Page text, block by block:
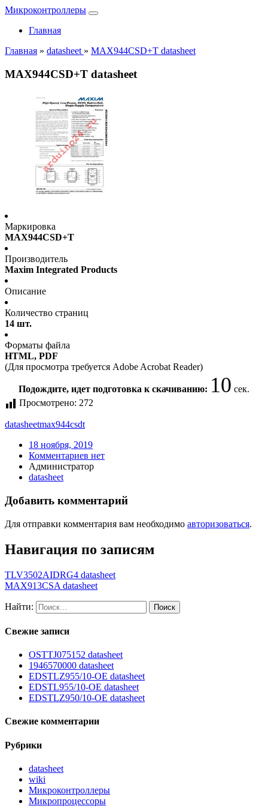
Микроконтроллеры
Главная
Главная » datasheet » MAX944CSD+T datasheet
MAX944CSD+T datasheet
Маркировка
MAX944CSD+T
Производитель
Maxim Integrated Products
Описание
Количество страниц
14 шт.
Форматы файла
HTML, PDF
(Для просмотра требуется Adobe Acrobat Reader)
Подождите, идет подготовка к скачиванию: 10 сек.
Просмотрено: 272
datasheetmax944csdt
18 ноября, 2019
Комментариев нет
Администратор
datasheet
Добавить комментарий
Для отправки комментария вам необходимо авторизоваться.
Навигация по записям
TLV3502AIDRG4 datasheet
MAX913CSA datasheet
Найти:
Свежие записи
OSTTJ075152 datasheet
1946570000 datasheet
EDSTLZ955/10-OE datasheet
EDSTL955/10-OE datasheet
EDSTLZ950/10-OE datasheet
Свежие комментарии
Рубрики
datasheet
wiki
Микроконтроллеры
Микропроцессоры